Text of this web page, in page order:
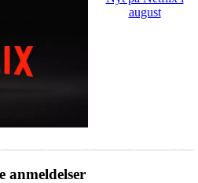
august
anmeldelser